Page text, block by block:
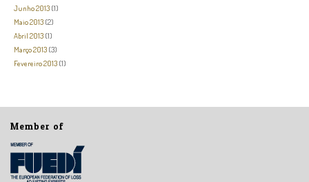
Junho 2013 (1)
Maio 2013 (2)
Abril 2013 (1)
Março 2013 (3)
Fevereiro 2013 (1)
Member of